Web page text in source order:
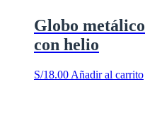
Globo metálico
con helio
S/18.00 Añadir al carrito